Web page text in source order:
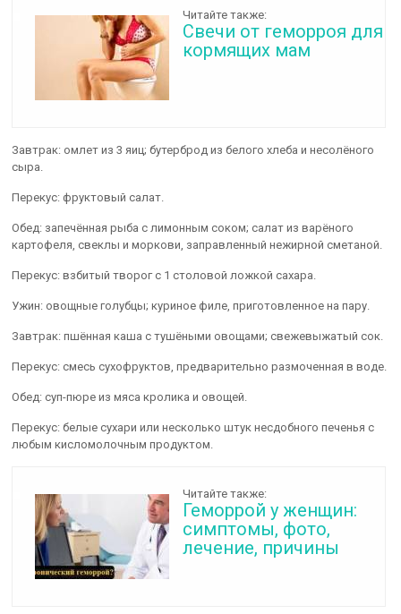
Читайте также:
Свечи от геморроя для
кормящих мам
Завтрак: омлет из 3 яиц; бутерброд из белого хлеба и несолёного
сыра.
Перекус: фруктовый салат.
Обед: запечённая рыба с лимонным соком; салат из варёного
картофеля, свеклы и моркови, заправленный нежирной сметаной.
Перекус: взбитый творог с 1 столовой ложкой сахара.
Ужин: овощные голубцы; куриное филе, приготовленное на пару.
Завтрак: пшённая каша с тушёными овощами; свежевыжатый сок.
Перекус: смесь сухофруктов, предварительно размоченная в воде.
Обед: суп-пюре из мяса кролика и овощей.
Перекус: белые сухари или несколько штук несдобного печенья с
любым кисломолочным продуктом.
Читайте также:
Геморрой у женщин:
симптомы, фото,
лечение, причины